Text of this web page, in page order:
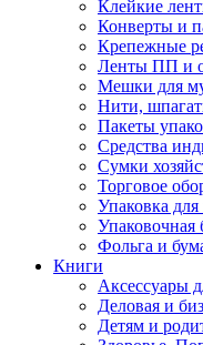
Клейкие
Конверты и
Крепежные
Ленты ПП и
Мешки для
Нити,
Пакеты
Средства
Сумки
Торговое
Упаковка
Упаковочная
Фольга и
Книги
Аксессуары
Деловая и
Детям и